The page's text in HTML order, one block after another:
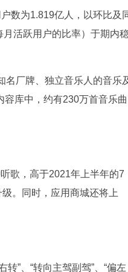
数为1.819亿人，以环比及
活跃用户的比率）于期内稳
名厂牌、独立音乐人的音乐
库中，约有230万首音乐曲
歌，高于2021年上半年的7
。同时，应用商城还将上
”、“转向主驾副驾”、“偏左